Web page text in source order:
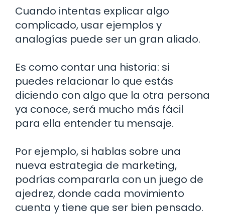
Cuando intentas explicar algo
complicado, usar ejemplos y
analogías puede ser un gran aliado.
Es como contar una historia: si
puedes relacionar lo que estás
diciendo con algo que la otra persona
ya conoce, será mucho más fácil
para ella entender tu mensaje.
Por ejemplo, si hablas sobre una
nueva estrategia de marketing,
podrías compararla con un juego de
ajedrez, donde cada movimiento
cuenta y tiene que ser bien pensado.